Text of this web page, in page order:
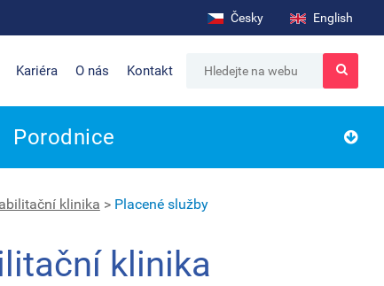
Česky English
Kariéra O nás Kontakt
Porodnice
klinika > Placené služby
klinika